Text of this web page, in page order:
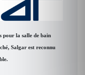
pour la salle de bain
Salgar est reconnu